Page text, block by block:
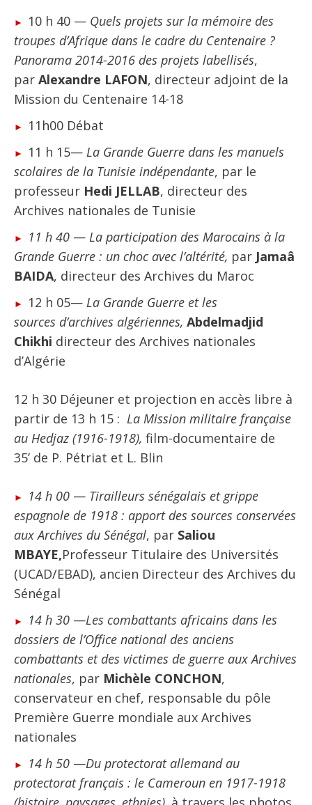
10 h 40 — Quels projets sur la mémoire des
troupes d’Afrique dans le cadre du Centenaire ?
Panorama 2014-2016 des projets labellisés,
par Alexandre LAFON, directeur adjoint de la
Mission du Centenaire 14-18
11h00 Débat
11 h 15— La Grande Guerre dans les manuels
scolaires de la Tunisie indépendante, par le
professeur Hedi JELLAB, directeur des
Archives nationales de Tunisie
11 h 40 — La participation des Marocains à la
Grande Guerre : un choc avec l’altérité, par Jamaâ
BAIDA, directeur des Archives du Maroc
12 h 05— La Grande Guerre et les
sources d’archives algériennes, Abdelmadjid
Chikhi directeur des Archives nationales
d’Algérie
12 h 30 Déjeuner et projection en accès libre à
partir de 13 h 15 : La Mission militaire française
au Hedjaz (1916-1918), film-documentaire de
35’ de P. Pétriat et L. Blin
14 h 00 — Tirailleurs sénégalais et grippe
espagnole de 1918 : apport des sources conservées
aux Archives du Sénégal, par Saliou
MBAYE,Professeur Titulaire des Universités
(UCAD/EBAD), ancien Directeur des Archives du
Sénégal
14 h 30 —Les combattants africains dans les
dossiers de l’Office national des anciens
combattants et des victimes de guerre aux Archives
nationales, par Michèle CONCHON,
conservateur en chef, responsable du pôle
Première Guerre mondiale aux Archives
nationales
14 h 50 —Du protectorat allemand au
protectorat français : le Cameroun en 1917-1918